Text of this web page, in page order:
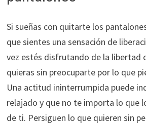
Si sueñas con quitarte los
que sientes una sensación de
vez estés disfrutando de la libertad
quieras sin preocuparte por lo que
Una actitud ininterrumpida puede
relajado y que no te importa lo que
de ti. Persiguen lo que quieren sin